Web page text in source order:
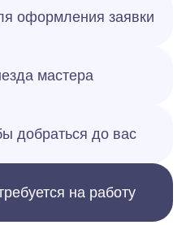
оформления заявки
мастера
добраться до вас
на работу